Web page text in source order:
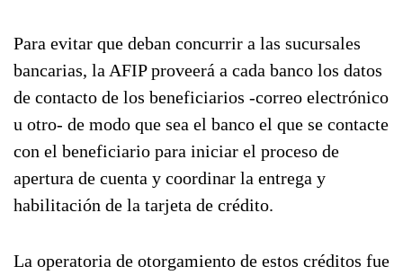
Para evitar que deban concurrir a las sucursales
bancarias, la AFIP proveerá a cada banco los datos
de contacto de los beneficiarios -correo electrónico
u otro- de modo que sea el banco el que se contacte
con el beneficiario para iniciar el proceso de
apertura de cuenta y coordinar la entrega y
habilitación de la tarjeta de crédito.
La operatoria de otorgamiento de estos créditos fue